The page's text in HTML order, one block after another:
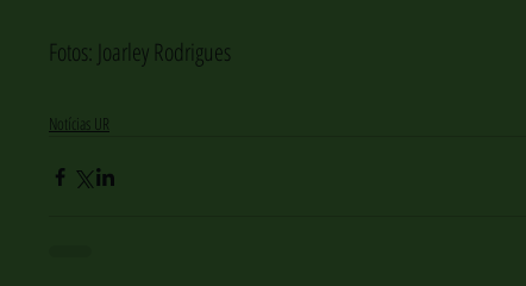
Fotos: Joarley Rodrigues
Notícias UR